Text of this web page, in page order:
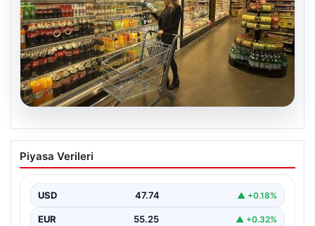
07.08.2026
Enflasyon verileri ne zaman
açıklanacak? 2026 TÜİK mart ayı
Piyasa Verileri
USD 47.74 ▲ +0.18%
EUR 55.25 ▲ +0.32%